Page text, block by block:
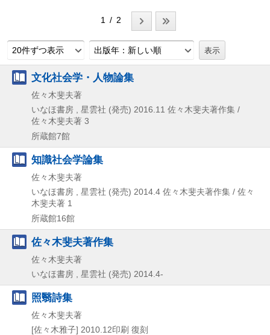
1 / 2
20件ずつ表示 出版年：新しい順
文化社会学・人物論集
佐々木斐夫著
いなほ書房 , 星雲社 (発売) 2016.11 佐々木斐夫著作集 /
佐々木斐夫著 3
所蔵館7館
知識社会学論集
佐々木斐夫著
いなほ書房 , 星雲社 (発売) 2014.4 佐々木斐夫著作集 / 佐々
木斐夫著 1
所蔵館16館
佐々木斐夫著作集
佐々木斐夫著
いなほ書房 , 星雲社 (発売) 2014.4-
照翳詩集
佐々木斐夫著
[佐々木雅子] 2010.12印刷 復刻